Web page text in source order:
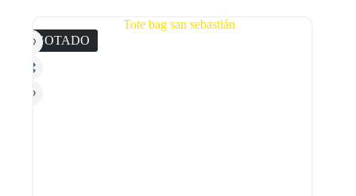
AGOTADO